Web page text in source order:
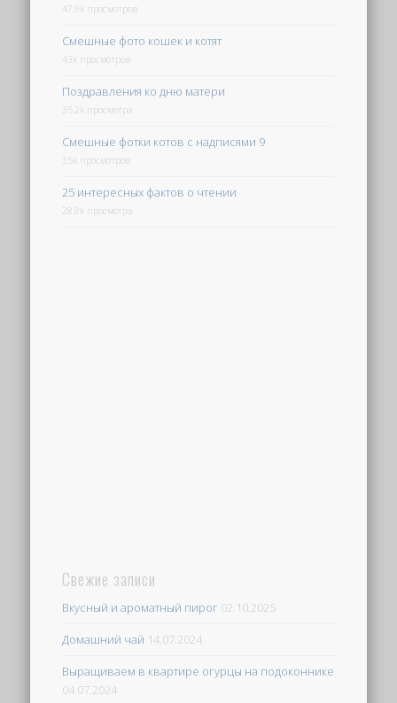
47.9k просмотров
Смешные фото кошек и котят
43k просмотров
Поздравления ко дню матери
35.2k просмотра
Смешные фотки котов с надписями 9
35k просмотров
25 интересных фактов о чтении
28.8k просмотра
Свежие записи
Вкусный и ароматный пирог 02.10.2025
Домашний чай 14.07.2024
Выращиваем в квартире огурцы на подоконнике
04.07.2024